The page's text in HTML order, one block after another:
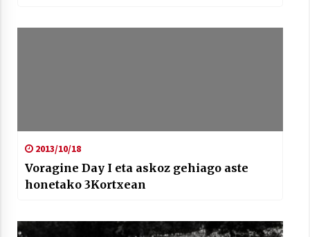
2013/10/18
Voragine Day I eta askoz gehiago aste
honetako 3Kortxean